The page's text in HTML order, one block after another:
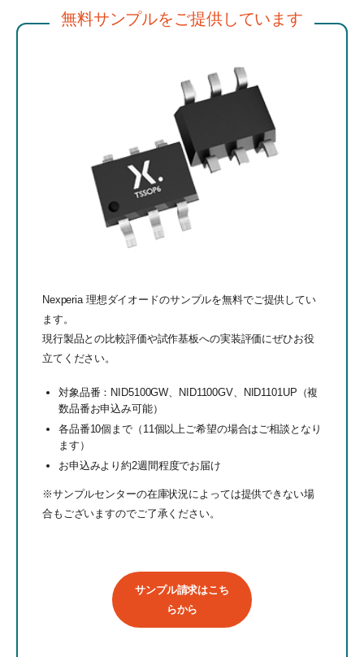
無料サンプルをご提供しています
Nexperia 理想ダイオードのサンプルを無料でご提供してい
ます。
現行製品との比較評価や試作基板への実装評価にぜひお役
立てください。
対象品番：NID5100GW、NID1100GV、NID1101UP（複
数品番お申込み可能）
各品番10個まで（11個以上ご希望の場合はご相談となり
ます）
お申込みより約2週間程度でお届け
※サンプルセンターの在庫状況によっては提供できない場
合もございますのでご了承ください。
サンプル請求はこち
らから